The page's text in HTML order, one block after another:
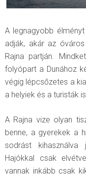
A legnagyobb
adják, akár az
Rajna partján.
folyópart a Dunához
végig lépcsőzetes a
a helyiek és a turisták
A Rajna vize olyan
benne, a gyerekek a
sodrást
Hajókkal csak
vannak inkább csak